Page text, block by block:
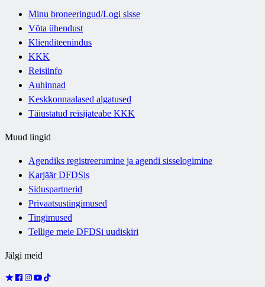
Minu broneeringud/Logi sisse
Võta ühendust
Klienditeenindus
KKK
Reisiinfo
Auhinnad
Keskkonnaalased algatused
Täiustatud reisijateabe KKK
Muud lingid
Agendiks registreerumine ja agendi sisselogimine
Karjäär DFDSis
Siduspartnerid
Privaatsustingimused
Tingimused
Tellige meie DFDSi uudiskiri
Jälgi meid